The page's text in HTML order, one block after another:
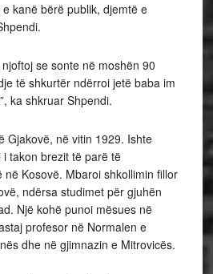
kanë bërë publik, djemtë e
se sonte në moshën 90
të shkurtër ndërroi jetë baba im
ka shkruar Shpendi.
Gjakovë, në vitin 1929. Ishte
takon brezit të parë të
Kosovë. Mbaroi shkollimin fillor
ndërsa studimet për gjuhën
Një kohë punoi mësues në
profesor në Normalen e
dhe në gjimnazin e Mitrovicës.